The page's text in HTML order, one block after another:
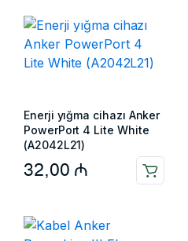
Enerji yığma cihazı Anker
PowerPort 4 Lite White
(A2042L21)
32,00 ₼